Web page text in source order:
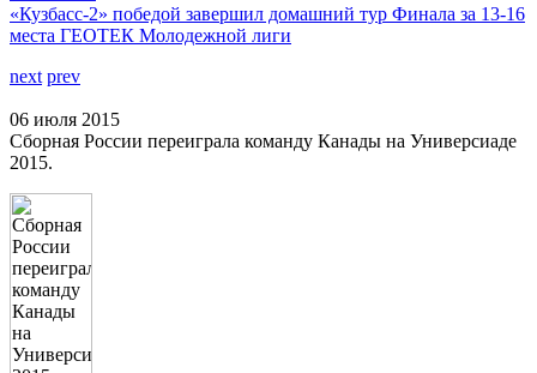
«Кузбасс-2» победой завершил домашний тур Финала за 13-16
места ГЕОТЕК Молодежной лиги
next prev
06 июля 2015
Сборная России переиграла команду Канады на Универсиаде
2015.